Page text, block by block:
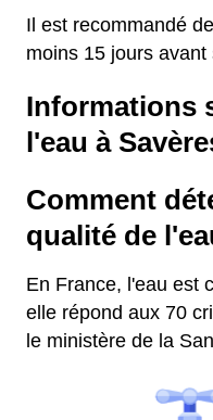
Il est recommandé
moins 15 jours
Informations
l'eau à
Comment
qualité de
En France, l'eau est
elle répond aux 70
le ministère de la